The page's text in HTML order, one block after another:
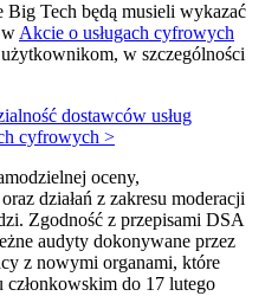
Tech będą musieli wykazać
Akcie o usługach cyfrowych
w szczególności
dostawców usług
cyfrowych >
oceny,
działań z zakresu moderacji
Zgodność z przepisami DSA
audyty dokonywane przez
z nowymi organami, które
członkowskim do 17 lutego